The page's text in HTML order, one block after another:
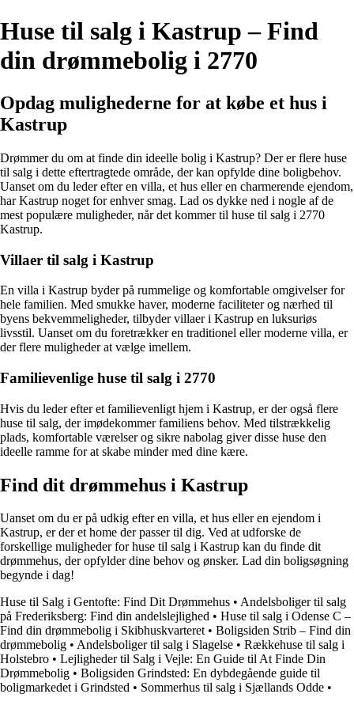
Huse til salg i Kastrup – Find
din drømmebolig i 2770
Opdag mulighederne for at købe et hus i
Kastrup
Drømmer du om at finde din ideelle bolig i Kastrup? Der er flere huse
til salg i dette eftertragtede område, der kan opfylde dine boligbehov.
Uanset om du leder efter en villa, et hus eller en charmerende ejendom,
har Kastrup noget for enhver smag. Lad os dykke ned i nogle af de
mest populære muligheder, når det kommer til huse til salg i 2770
Kastrup.
Villaer til salg i Kastrup
En villa i Kastrup byder på rummelige og komfortable omgivelser for
hele familien. Med smukke haver, moderne faciliteter og nærhed til
byens bekvemmeligheder, tilbyder villaer i Kastrup en luksuriøs
livsstil. Uanset om du foretrækker en traditionel eller moderne villa, er
der flere muligheder at vælge imellem.
Familievenlige huse til salg i 2770
Hvis du leder efter et familievenligt hjem i Kastrup, er der også flere
huse til salg, der imødekommer familiens behov. Med tilstrækkelig
plads, komfortable værelser og sikre nabolag giver disse huse den
ideelle ramme for at skabe minder med dine kære.
Find dit drømmehus i Kastrup
Uanset om du er på udkig efter en villa, et hus eller en ejendom i
Kastrup, er der et home der passer til dig. Ved at udforske de
forskellige muligheder for huse til salg i Kastrup kan du finde dit
drømmehus, der opfylder dine behov og ønsker. Lad din boligsøgning
begynde i dag!
Huse til Salg i Gentofte: Find Dit Drømmehus • Andelsboliger til salg
på Frederiksberg: Find din andelslejlighed • Huse til salg i Odense C –
Find din drømmebolig i Skibhuskvarteret• Boligsiden Strib – Find din
drømmebolig • Andelsboliger til salg i Slagelse • Rækkehuse til salg i
Holstebro • Lejligheder til Salg i Vejle: En Guide til At Finde Din
Drømmebolig • Boligsiden Grindsted: En dybdegående guide til
boligmarkedet i Grindsted • Sommerhus til salg i Sjællands Odde •